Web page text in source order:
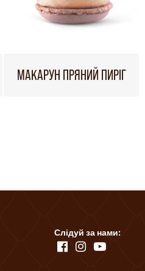
МАКАРУН ПРЯНИЙ ПИРІГ
Слідуй за нами: